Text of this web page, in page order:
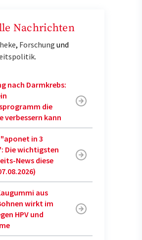
Nachrichten
, Forschung und
.
nach Darmkrebs:
die
verbessern kann
in 3
Die wichtigsten
News diese
aus
wirkt im
HPV und